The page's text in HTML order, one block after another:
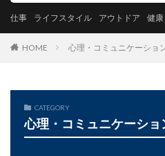
仕事 ライフスタイル アウトドア 健康
HOME 心理・コミュニケーショ
CATEGORY
心理・コミュニケーショ